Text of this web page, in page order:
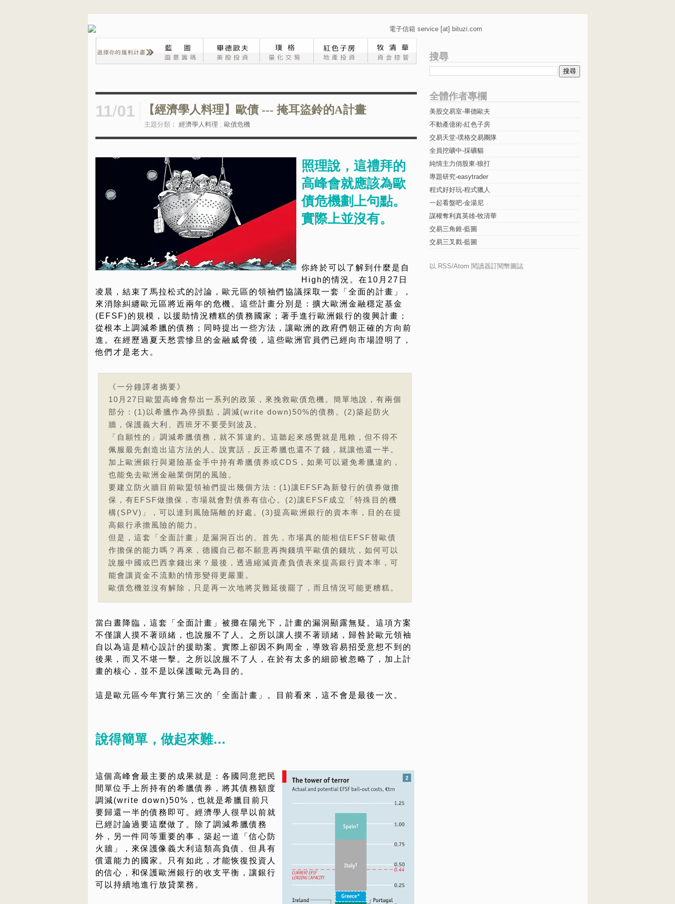
電子信箱 service [at] bituzi.com
11/01 【經濟學人料理】歐債 --- 掩耳盜鈴的A計畫
主題分類： 經濟學人料理 , 歐債危機
照理說，這禮拜的
高峰會就應該為歐
債危機劃上句點。
實際上並沒有。
你終於可以了解到什麼是自
High的情況。在10月27日
凌晨，結束了馬拉松式的討論，歐元區的領袖們協議採取一套「全面的計畫」，
來消除糾纏歐元區將近兩年的危機。這些計畫分別是：擴大歐洲金融穩定基金
(EFSF)的規模，以援助情況糟糕的債務國家；著手進行歐洲銀行的復興計畫；
從根本上調減希臘的債務；同時提出一些方法，讓歐洲的政府們朝正確的方向前
進。在經歷過夏天愁雲慘旦的金融威脅後，這些歐洲官員們已經向市場證明了，
他們才是老大。
《一分鐘譯者摘要》
10月27日歐盟高峰會祭出一系列的政策，來挽救歐債危機。簡單地說，有兩個
部分：(1)以希臘作為停損點，調減(write down)50%的債務。(2)築起防火
牆，保護義大利、西班牙不要受到波及。
「自願性的」調減希臘債務，就不算違約。這聽起來感覺就是甩賴，但不得不
佩服最先創造出這方法的人。說實話，反正希臘也還不了錢，就讓他還一半。
加上歐洲銀行與避險基金手中持有希臘債券或CDS，如果可以避免希臘違約，
也能免去歐洲金融業倒閉的風險。
要建立防火牆目前歐盟領袖們提出幾個方法：(1)讓EFSF為新發行的債券做擔
保，有EFSF做擔保，市場就會對債券有信心。(2)讓EFSF成立「特殊目的機
構(SPV)」，可以達到風險隔離的好處。(3)提高歐洲銀行的資本率，目的在提
高銀行承擔風險的能力。
但是，這套「全面計畫」是漏洞百出的。首先，市場真的能相信EFSF替歐債
作擔保的能力嗎？再來，德國自己都不願意再掏錢填平歐債的錢坑，如何可以
說服中國或巴西拿錢出來？最後，透過縮減資產負債表來提高銀行資本率，可
能會讓資金不流動的情形變得更嚴重。
歐債危機並沒有解除，只是再一次地將災難延後罷了，而且情況可能更糟糕。
當白晝降臨，這套「全面計畫」被攤在陽光下，計畫的漏洞顯露無疑。這項方案
不僅讓人摸不著頭緒，也說服不了人。之所以讓人摸不著頭緒，歸咎於歐元領袖
自以為這是精心設計的援助案。實際上卻因不夠周全，導致容易招受意想不到的
後果，而又不堪一擊。之所以說服不了人，在於有太多的細節被忽略了，加上計
畫的核心，並不是以保護歐元為目的。
這是歐元區今年實行第三次的「全面計畫」。目前看來，這不會是最後一次。
說得簡單，做起來難…
這個高峰會最主要的成果就是：各國同意把民
間單位手上所持有的希臘債券，將其債務額度
調減(write down)50%，也就是希臘目前只
要歸還一半的債務即可。經濟學人很早以前就
已經討論過要這麼做了。除了調減希臘債務
外，另一件同等重要的事，築起一道「信心防
火牆」，來保護像義大利這類高負債、但具有
償還能力的國家。只有如此，才能恢復投資人
的信心，和保護歐洲銀行的收支平衡，讓銀行
可以持續地進行放貸業務。
搜尋
全體作者專欄
美股交易室-畢德歐夫
不動產億術-紅色子房
交易天堂-璞格交易團隊
全員挖礦中-採礦貓
純情主力俏股東-狼打
專題研究-easytrader
程式好好玩-程式獵人
一起看盤吧-金湯尼
謀權奪利真英雄-牧清華
交易三角錐-藍圖
交易三叉戳-藍圖
以 RSS/Atom 閱讀器訂閱幣圖誌